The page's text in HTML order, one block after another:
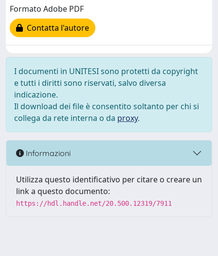
Formato Adobe PDF
Contatta l'autore
I documenti in UNITESI sono protetti da copyright
e tutti i diritti sono riservati, salvo diversa
indicazione.
Il download dei file è consentito soltanto per chi si
collega da rete interna o da proxy.
Informazioni
Utilizza questo identificativo per citare o creare un
link a questo documento:
https://hdl.handle.net/20.500.12319/7911